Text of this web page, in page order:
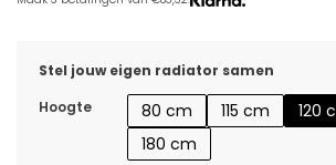
Stel jouw eigen radiator samen
Hoogte
80 cm 115 cm 120
180 cm